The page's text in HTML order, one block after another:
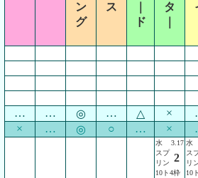
ン
グ
ス
ド
タ
… … ◎ … △ ×
×
… ◎ ○ … ×
水
3.17
スプ
リン
2
10ト4枠
水
ス
リ
10